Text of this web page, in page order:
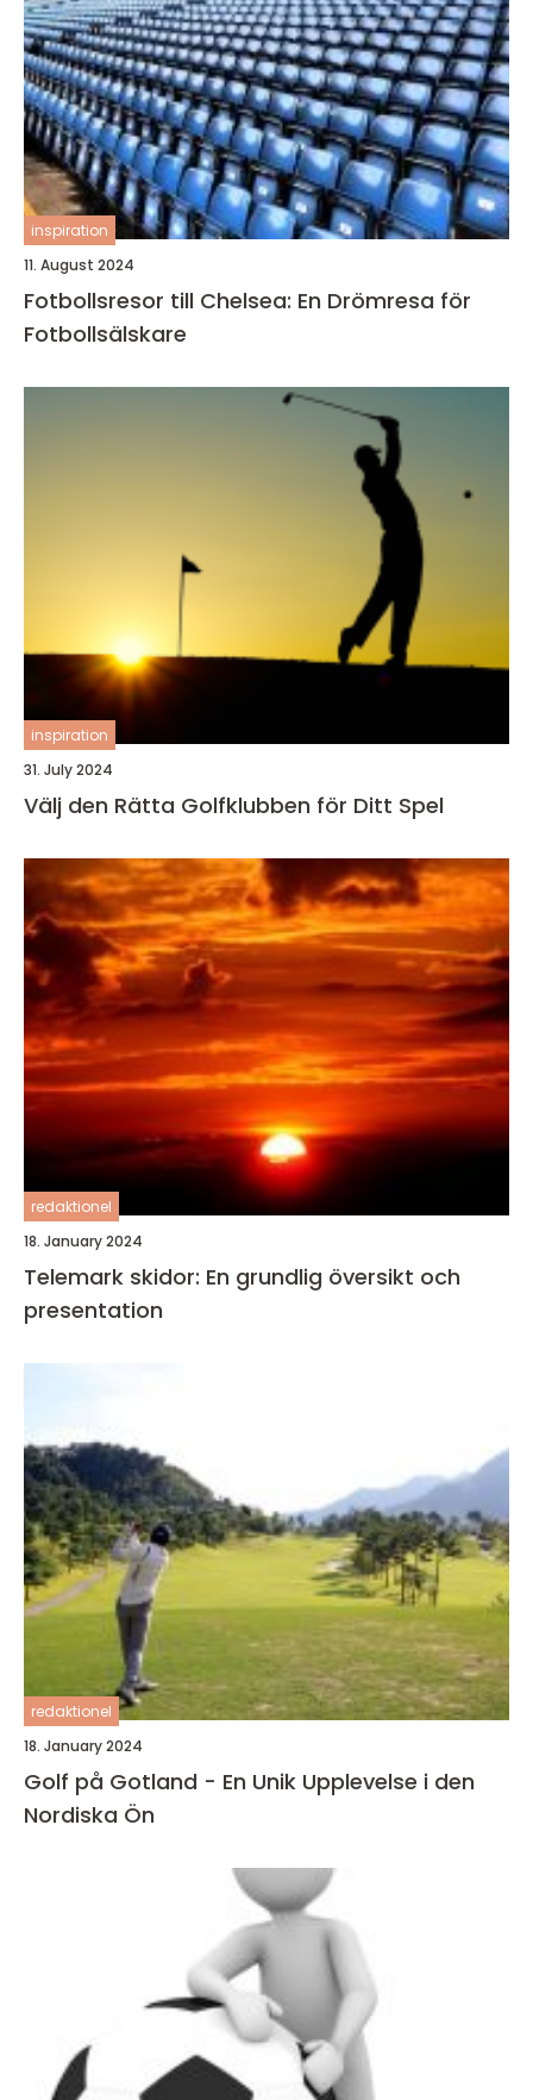
inspiration
11. August 2024
Fotbollsresor till Chelsea: En Drömresa för
Fotbollsälskare
inspiration
31. July 2024
Välj den Rätta Golfklubben för Ditt Spel
redaktionel
18. January 2024
Telemark skidor: En grundlig översikt och
presentation
redaktionel
18. January 2024
Golf på Gotland - En Unik Upplevelse i den
Nordiska Ön